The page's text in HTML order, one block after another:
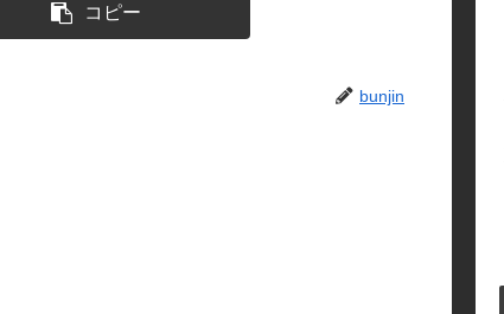
コピー
bunjin